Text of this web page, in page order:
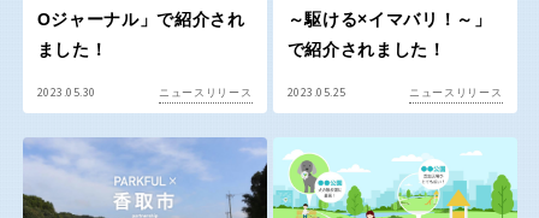
新潟 富山
福井
山梨 長野
イルミネーション イベント
地域で探す
Oジャーナル」で紹介され
ました！
2023.05.30 ニュースリリース
～駆ける×イマバリ！～」
で紹介されました！
2023.05.25 ニュースリリース